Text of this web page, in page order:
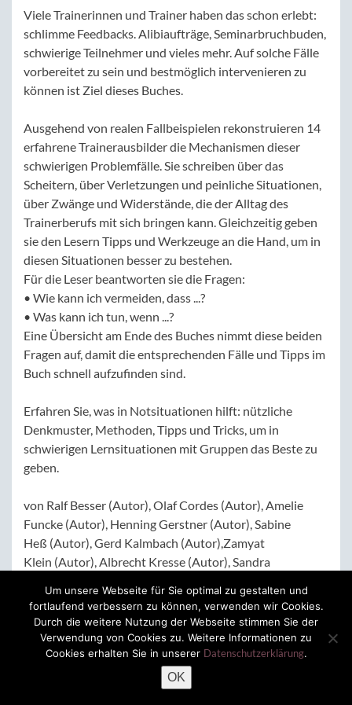
Viele Trainerinnen und Trainer haben das schon erlebt:
schlimme Feedbacks. Alibiaufträge, Seminarbruchbuden,
schwierige Teilnehmer und vieles mehr. Auf solche Fälle
vorbereitet zu sein und bestmöglich intervenieren zu
können ist Ziel dieses Buches.
Ausgehend von realen Fallbeispielen rekonstruieren 14
erfahrene Trainerausbilder die Mechanismen dieser
schwierigen Problemfälle. Sie schreiben über das
Scheitern, über Verletzungen und peinliche Situationen,
über Zwänge und Widerstände, die der Alltag des
Trainerberufs mit sich bringen kann. Gleichzeitig geben
sie den Lesern Tipps und Werkzeuge an die Hand, um in
diesen Situationen besser zu bestehen.
Für die Leser beantworten sie die Fragen:
• Wie kann ich vermeiden, dass ...?
• Was kann ich tun, wenn ...?
Eine Übersicht am Ende des Buches nimmt diese beiden
Fragen auf, damit die entsprechenden Fälle und Tipps im
Buch schnell aufzufinden sind.
Erfahren Sie, was in Notsituationen hilft: nützliche
Denkmuster, Methoden, Tipps und Tricks, um in
schwierigen Lernsituationen mit Gruppen das Beste zu
geben.
von Ralf Besser (Autor), Olaf Cordes (Autor), Amelie
Funcke (Autor), Henning Gerstner (Autor), Sabine
Heß (Autor), Gerd Kalmbach (Autor),Zamyat
Klein (Autor), Albrecht Kresse (Autor), Sandra
Rachow (Autor), Torben Schacht(Autor), Gert
Schilling (Autor), Jürgen Schulze-Seeger (Autor)
ISBN 978-3-407-29283-4
Um unsere Webseite für Sie optimal zu gestalten und
fortlaufend verbessern zu können, verwenden wir Cookies.
Durch die weitere Nutzung der Webseite stimmen Sie der
Verwendung von Cookies zu. Weitere Informationen zu
Cookies erhalten Sie in unserer Datenschutzerklärung.
OK